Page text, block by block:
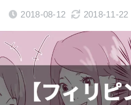
2018-08-12 2018-11-22